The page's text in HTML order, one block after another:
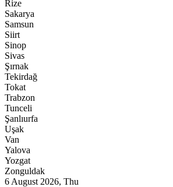
Rize
Sakarya
Samsun
Siirt
Sinop
Sivas
Şırnak
Tekirdağ
Tokat
Trabzon
Tunceli
Şanlıurfa
Uşak
Van
Yalova
Yozgat
Zonguldak
6 August 2026, Thu